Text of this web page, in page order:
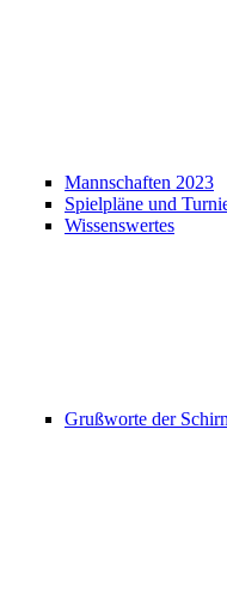
Mannschaften 2023
Spielpläne und
Wissenswertes
Grußworte der